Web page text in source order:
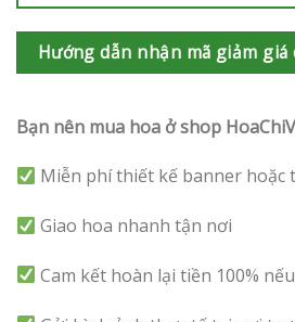
Hướng dẫn nhận mã giảm giá
Bạn nên mua hoa ở shop
Miễn phí thiết kế banner hoặc
Giao hoa nhanh tận nơi
Cam kết hoàn lại tiền 100%